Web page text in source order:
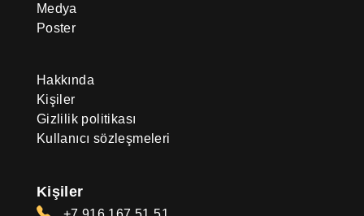
Medya
Poster
Hakkında
Kişiler
Gizlilik politikası
Kullanıcı sözleşmeleri
Kişiler